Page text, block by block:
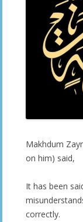
Makhdum
on him) said,
It has been
correctly.